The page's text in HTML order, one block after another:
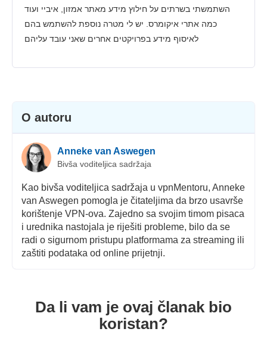
השתמשתי בשרתים על חילוץ מידע מאתר אמזון, איביי ועוד
כמה אתרי איקומרס. יש לי מטרה נוספת להשתמש בהם
לאיסוף מידע בפרויקטים אחרים שאני עובד עליהם
O autoru
Anneke van Aswegen
Bivša voditeljica sadržaja
Kao bivša voditeljica sadržaja u vpnMentoru, Anneke
van Aswegen pomogla je čitateljima da brzo usavrše
korištenje VPN-ova. Zajedno sa svojim timom pisaca
i urednika nastojala je riješiti probleme, bilo da se
radi o sigurnom pristupu platformama za streaming ili
zaštiti podataka od online prijetnji.
Da li vam je ovaj članak bio
koristan?